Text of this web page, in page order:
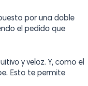
por una doble
el pedido que
y veloz. Y, como el
Esto te permite